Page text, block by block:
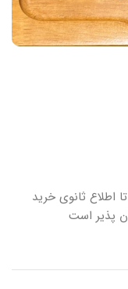
تا اطلاع ثانوی خرید